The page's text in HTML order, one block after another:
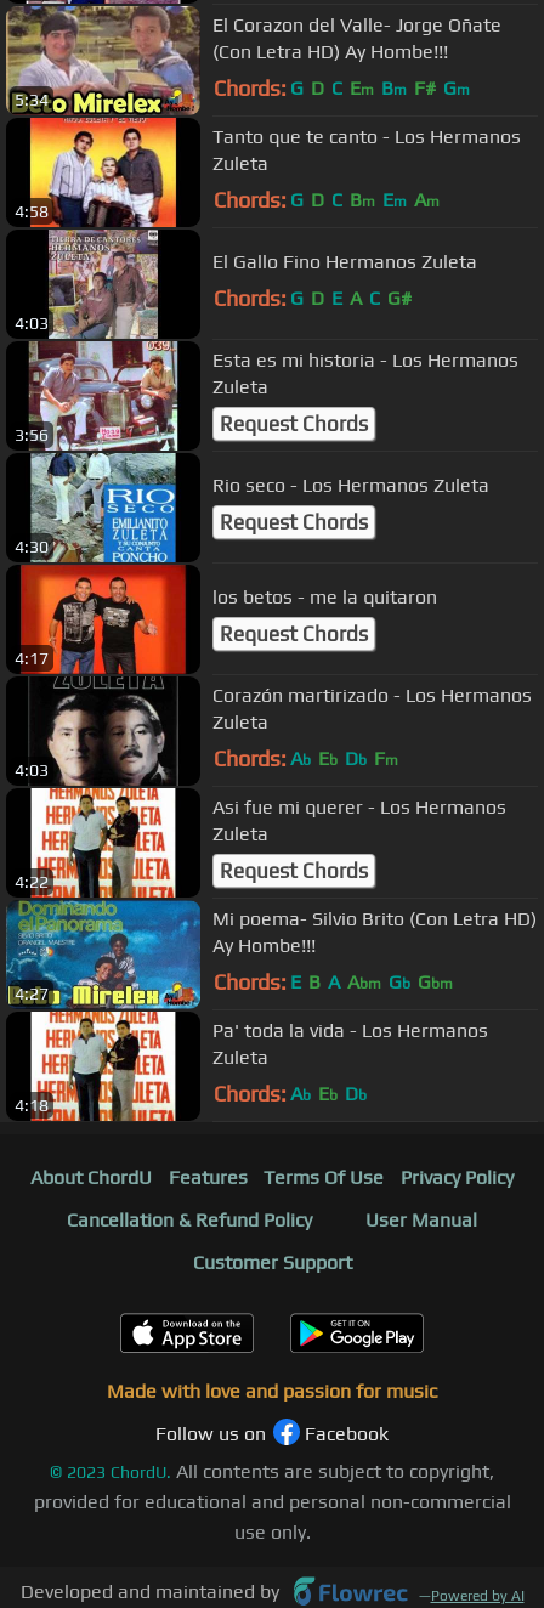
5:34
El Corazon del Valle- Jorge Oñate
(Con Letra HD) Ay Hombe!!!
Chords: G D C Em Bm F# Gm
4:58
Tanto que te canto - Los Hermanos
Zuleta
Chords: G D C Bm Em Am
4:03
El Gallo Fino Hermanos Zuleta
Chords: G D E A C G#
3:56
Esta es mi historia - Los Hermanos
Zuleta
Request Chords
4:30
Rio seco - Los Hermanos Zuleta
Request Chords
4:17
los betos - me la quitaron
Request Chords
4:03
Corazón martirizado - Los Hermanos
Zuleta
Chords: Ab Eb Db Fm
4:22
Asi fue mi querer - Los Hermanos
Zuleta
Request Chords
4:27
Mi poema- Silvio Brito (Con Letra HD)
Ay Hombe!!!
Chords: E B A Abm Gb Gbm
4:18
Pa' toda la vida - Los Hermanos
Zuleta
Chords: Ab Eb Db
About ChordU Features Terms Of Use
Privacy Policy
Cancellation & Refund Policy
User Manual
Customer Support
Made with love and passion for music
Follow us on
Facebook
© 2023 ChordU. All contents are subject to copyright,
provided for educational and personal non-commercial
use only.
Developed and maintained by —Powered by AI